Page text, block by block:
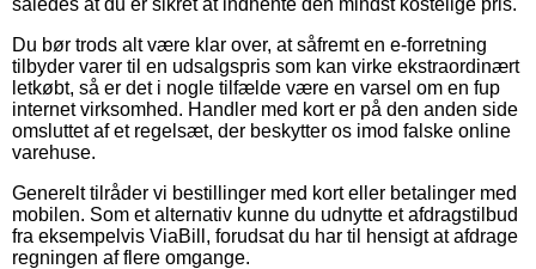
Du bør trods alt være klar over, at såfremt en e-forretning
tilbyder varer til en udsalgspris som kan virke ekstraordinært
letkøbt, så er det i nogle tilfælde være en varsel om en fup
internet virksomhed. Handler med kort er på den anden side
omsluttet af et regelsæt, der beskytter os imod falske online
varehuse.
Generelt tilråder vi bestillinger med kort eller betalinger med
mobilen. Som et alternativ kunne du udnytte et afdragstilbud
fra eksempelvis ViaBill, forudsat du har til hensigt at afdrage
regningen af flere omgange.